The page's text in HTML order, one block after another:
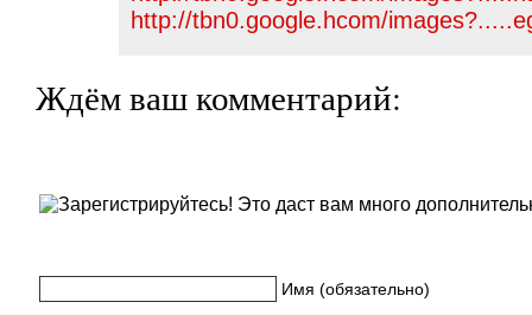
http://tbn0.google.hcom/
Ждём ваш комментарий:
Имя (обязательно)